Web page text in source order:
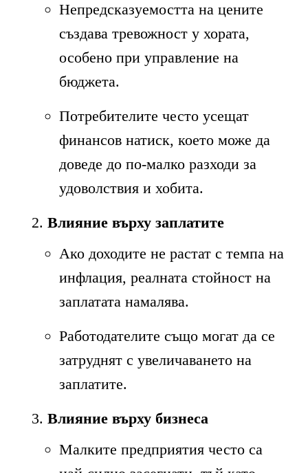
Непредсказуемостта на цените
създава тревожност у хората,
особено при управление на
бюджета.
Потребителите често усещат
финансов натиск, което може да
доведе до по-малко разходи за
удоволствия и хобита.
Влияние върху заплатите
Ако доходите не растат с темпа на
инфлация, реалната стойност на
заплатата намалява.
Работодателите също могат да се
затруднят с увеличаването на
заплатите.
Влияние върху бизнеса
Малките предприятия често са